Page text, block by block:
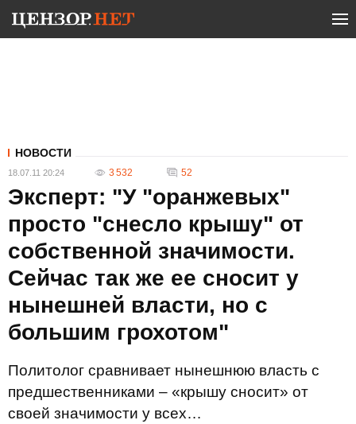
НОВОСТИ
18.07.11 20:24 3 532 52
Эксперт: "У "оранжевых"
просто "снесло крышу" от
собственной значимости.
Сейчас так же ее сносит у
нынешней власти, но с
большим грохотом"
Политолог сравнивает нынешнюю власть с
предшественниками – «крышу сносит» от
своей значимости у всех…